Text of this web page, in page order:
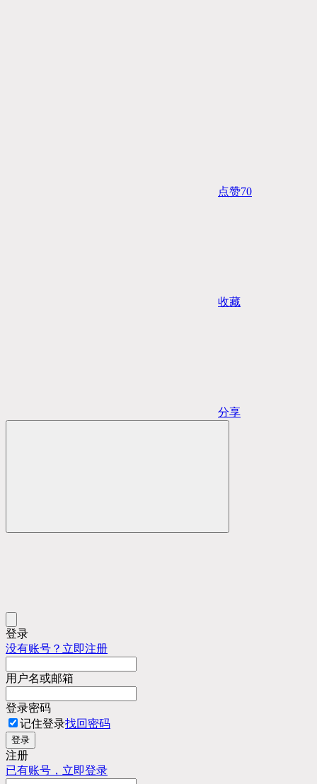
点赞70
收藏
分享
登录
没有账号？立即注册
用户名或邮箱
登录密码
记住登录找回密码
登录
注册
已有账号，立即登录